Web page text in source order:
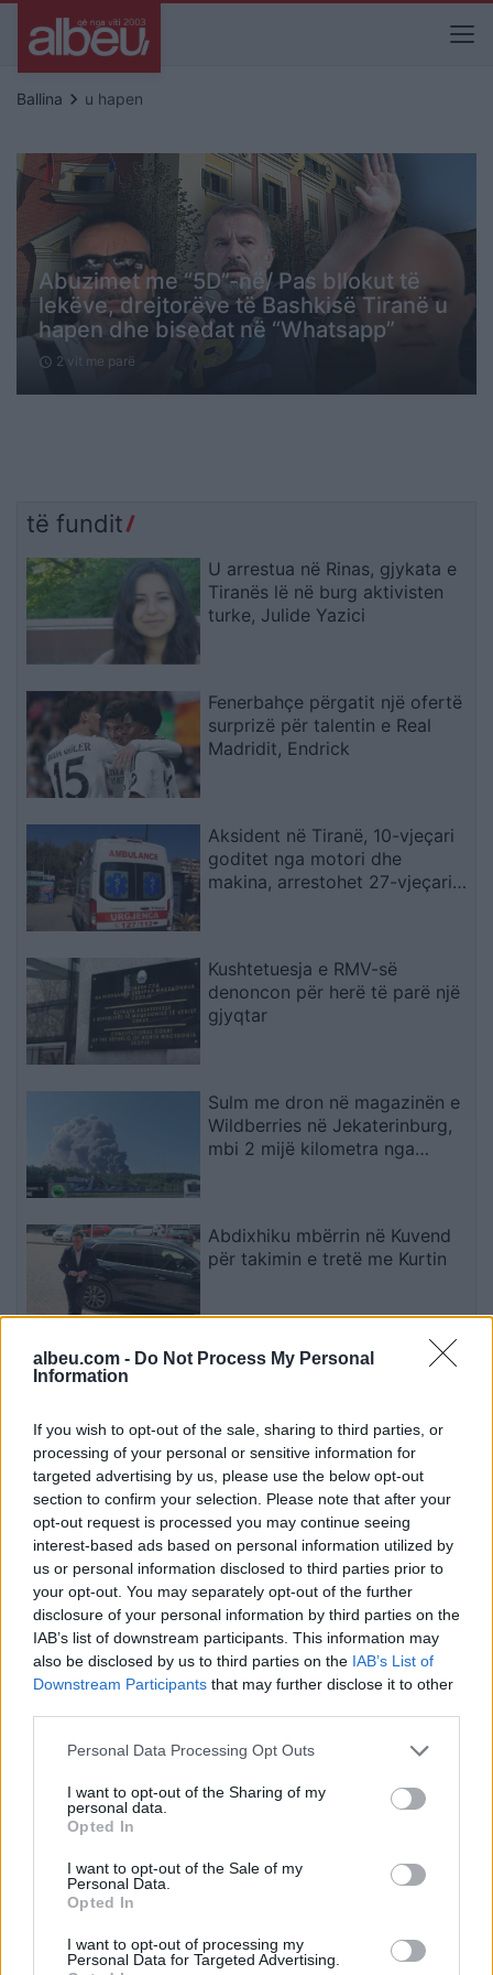
albeu.com - Do Not Process My Personal
Information
If you wish to opt-out of the sale, sharing to third parties, or
processing of your personal or sensitive information for
targeted advertising by us, please use the below opt-out
section to confirm your selection. Please note that after your
opt-out request is processed you may continue seeing
interest-based ads based on personal information utilized by
us or personal information disclosed to third parties prior to
your opt-out. You may separately opt-out of the further
disclosure of your personal information by third parties on the
IAB’s list of downstream participants. This information may
also be disclosed by us to third parties on the IAB’s List of
Downstream Participants that may further disclose it to other
Personal Data Processing Opt Outs
I want to opt-out of the Sharing of my
personal data.
Opted In
I want to opt-out of the Sale of my
Personal Data.
Opted In
I want to opt-out of processing my
Personal Data for Targeted Advertising.
Ballina keyboard_arrow_right u hapen
Abuzimet me “5D”-në/ Pas bllokut të
lekëve, drejtorëve të Bashkisë Tiranë u
hapen dhe bisedat në “Whatsapp”
schedule 2 vit me parë
të fundit
U arrestua në Rinas, gjykata e
Tiranës lë në burg aktivisten
turke, Julide Yazici
Fenerbahçe përgatit një ofertë
surprizë për talentin e Real
Madridit, Endrick
Aksident në Tiranë, 10-vjeçari
goditet nga motori dhe
makina, arrestohet 27-vjeçari,
Kushtetuesja e RMV-së
denoncon për herë të parë një
gjyqtar
Sulm me dron në magazinën e
Wildberries në Jekaterinburg,
mbi 2 mijë kilometra nga
Abdixhiku mbërrin në Kuvend
për takimin e tretë me Kurtin
I nxehti përvëlues mbërthen
Esim for Global
for Turkey|Esim for Germany|Esim for Greece |